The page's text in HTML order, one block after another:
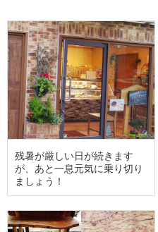
残暑が厳しい日が続きます
が、あと一息元気に乗り切り
ましょう！